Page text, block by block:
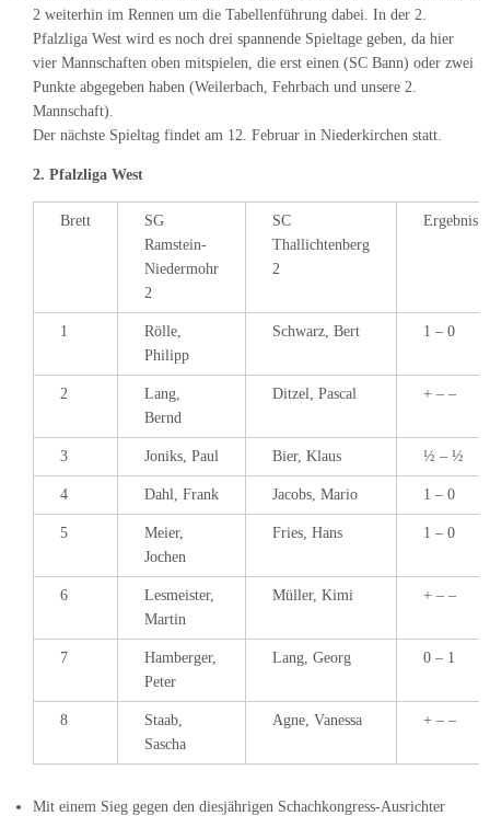
2 weiterhin im Rennen um die Tabellenführung dabei. In der 2.
Pfalzliga West wird es noch drei spannende Spieltage geben, da hier
vier Mannschaften oben mitspielen, die erst einen (SC Bann) oder zwei
Punkte abgegeben haben (Weilerbach, Fehrbach und unsere 2.
Mannschaft).
Der nächste Spieltag findet am 12. Februar in Niederkirchen statt.
2. Pfalzliga West
Brett
SG
Ramstein-
Niedermohr
2
SC
Thallichtenberg
2
Ergebnis
1
Rölle,
Philipp
Schwarz, Bert 1 – 0
2
Lang,
Bernd
Ditzel, Pascal + – –
3 Joniks, Paul Bier, Klaus ½ – ½
4 Dahl, Frank Jacobs, Mario 1 – 0
5
Meier,
Jochen
Fries, Hans 1 – 0
6
Lesmeister,
Martin
Müller, Kimi + – –
7
Hamberger,
Peter
Lang, Georg 0 – 1
8
Staab,
Sascha
Agne, Vanessa + – –
Mit einem Sieg gegen den diesjährigen Schachkongress-Ausrichter